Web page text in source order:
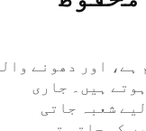
ہے، اور دھونے
ہیں۔ جاری
شعبہ جاتی